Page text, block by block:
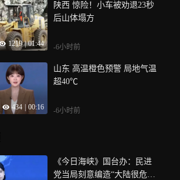
1219 | 01:44
陕西 惊险！小车被劝退23秒
后山体塌方
-6小时前
434 00:16
山东 高温橙色预警 局地气温
超40℃
-6小时前
《今日海峡》国台办：民进
党当局刻意编造“大陆很危